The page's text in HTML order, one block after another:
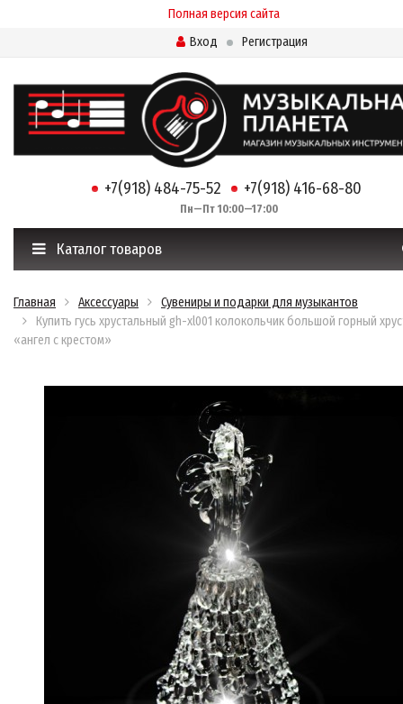
Полная версия сайта
Вход
Регистрация
+7(918) 484-75-52 +7(918) 416-68-80
Пн—Пт 10:00—17:00
Каталог товаров
Главная Аксессуары
Сувениры и подарки для музыкантов
Купить гусь хрустальный gh-xl001 колокольчик большой горный
«ангел с крестом»